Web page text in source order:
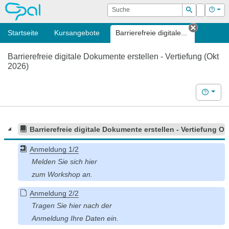
OPAL Suche
Suchen
Login Hilfe
Startseite Kursangebote Barrierefreie digitale...
Tab
Barrierefreie digitale Dokumente erstellen - Vertiefung (Okt
2026)
Hilfe
Barrierefreie digitale Dokumente erstellen - Vertiefung
Anmeldung 1/2
Anmeldung 2/2